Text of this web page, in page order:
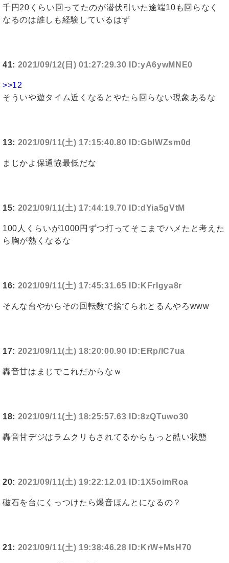
千円20くらい回ってたのが潜伏引いた途端10も回らなく
なるのは誰しも経験しているはず
41: 2021/09/12(日) 01:27:29.30 ID:yA6ywMNE0
>>12
そういや遊タイム近くなるとやたら回らない現象あるな
13: 2021/09/11(土) 17:15:40.80 ID:GblWZsm0d
まじかよ保通協最低だな
15: 2021/09/11(土) 17:44:19.70 ID:dYia5gVtM
100人くらいが1000円ずつ打ってそこまでハメたと考えた
ら胸が熱くなるな
16: 2021/09/11(土) 17:45:31.65 ID:KFrIgya8r
そんな台やからその回転数で捨てられとるんやろwww
17: 2021/09/11(土) 18:20:00.90 ID:ERp/IC7ua
轟音甘はまじでこれだからなｗ
18: 2021/09/11(土) 18:25:57.63 ID:8zQTuwo30
轟音甘デジはラムクリもされてるからもっと酷い状態
20: 2021/09/11(土) 19:22:12.01 ID:1X5oimRoa
磁石を台にくっつけたら爆音ほんとになるの？
21: 2021/09/11(土) 19:38:46.28 ID:KrW+MsH70